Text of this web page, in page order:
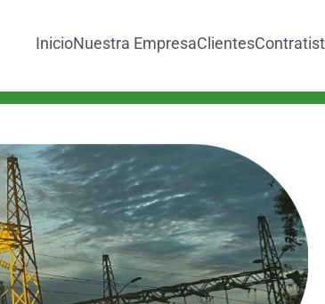
InicioNuestra EmpresaClientes